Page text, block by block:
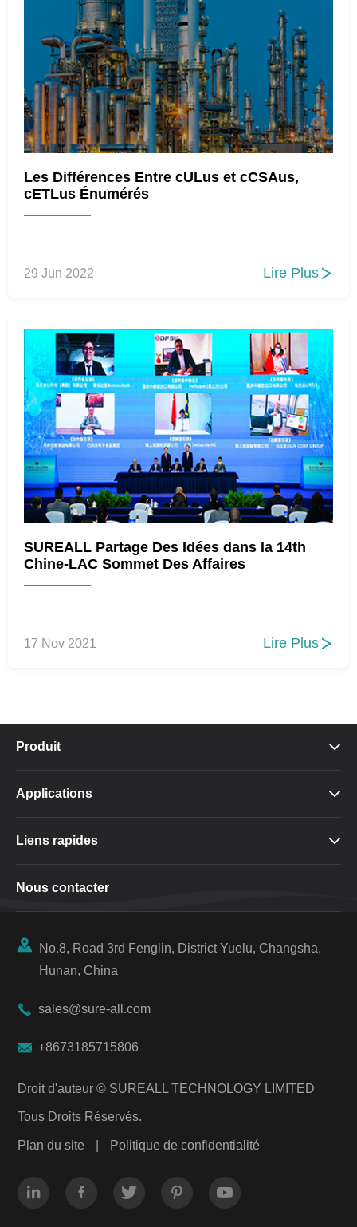
Les Différences Entre cULus et cCSAus,
cETLus Énumérés
29 Jun 2022 Lire Plus 
SUREALL Partage Des Idées dans la 14th
Chine-LAC Sommet Des Affaires
17 Nov 2021 Lire Plus 
Produit 
Applications 
Liens rapides 
Nous contacter

No.8, Road 3rd Fenglin, District Yuelu, Changsha,
Hunan, China
 sales@sure-all.com
 +8673185715806
Droit d'auteur © SUREALL TECHNOLOGY LIMITED
Tous Droits Réservés.
Plan du site Politique de confidentialité
    